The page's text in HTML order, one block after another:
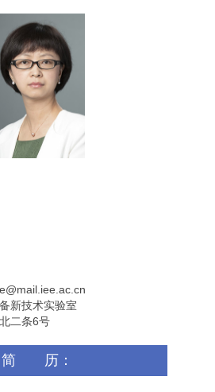
新技术实验室
二条6号
简 历：